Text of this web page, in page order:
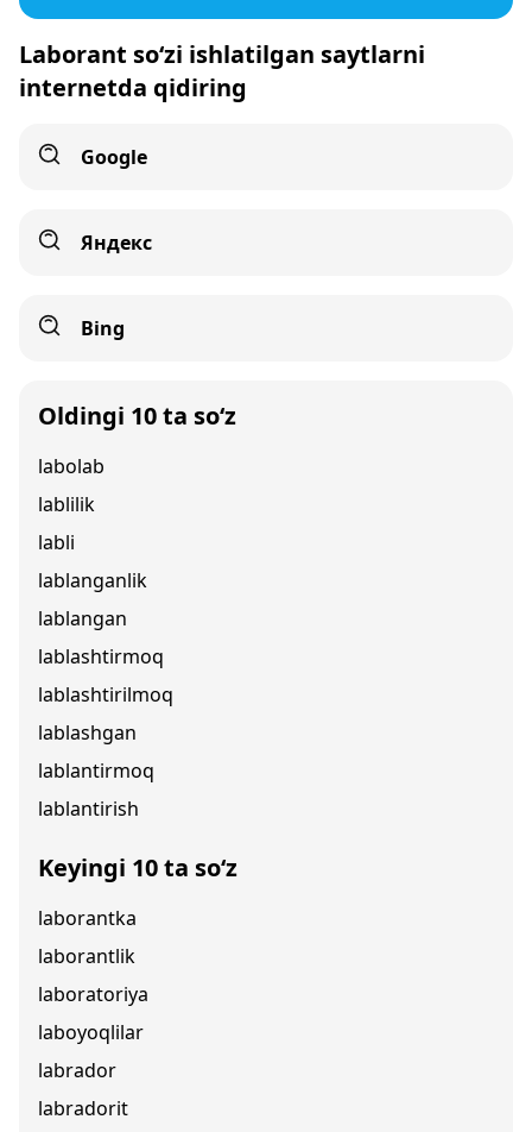
Laborant so‘zi ishlatilgan saytlarni
internetda qidiring
Google
Яндекс
Bing
Oldingi 10 ta so‘z
labolab
lablilik
labli
lablanganlik
lablangan
lablashtirmoq
lablashtirilmoq
lablashgan
lablantirmoq
lablantirish
Keyingi 10 ta so‘z
laborantka
laborantlik
laboratoriya
laboyoqlilar
labrador
labradorit